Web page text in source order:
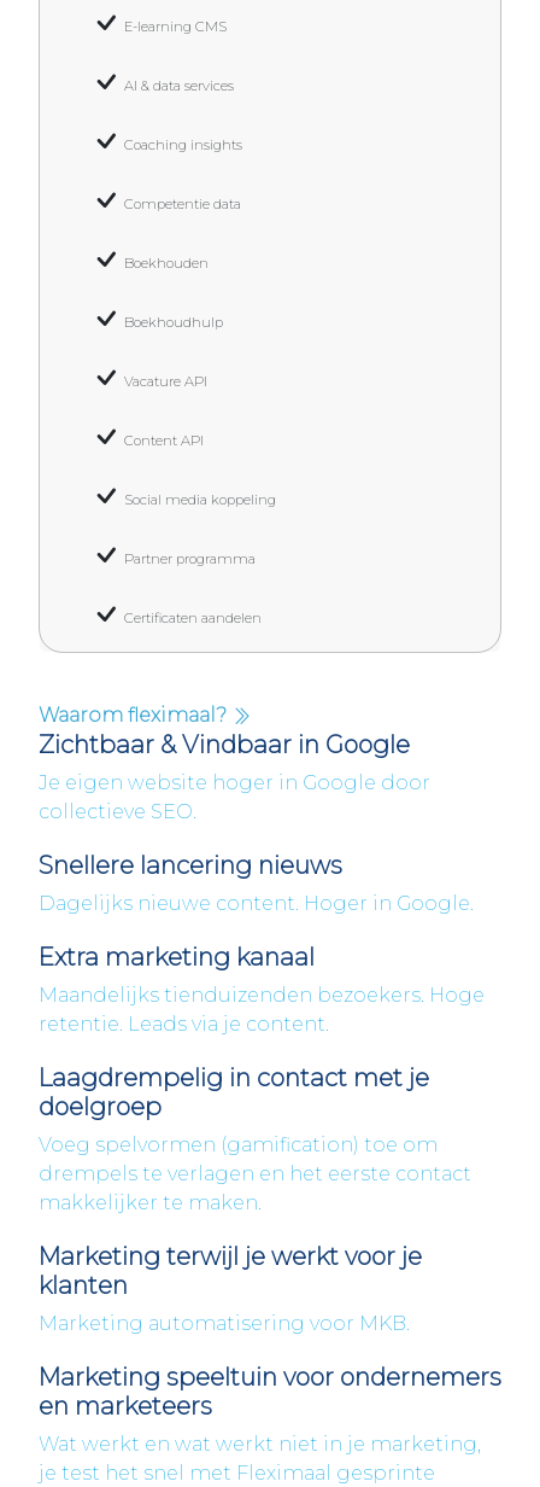
E-learning CMS
AI & data services
Coaching insights
Competentie data
Boekhouden
Boekhoudhulp
Vacature API
Content API
Social media koppeling
Partner programma
Certificaten aandelen
Waarom fleximaal?
Zichtbaar & Vindbaar in Google
Je eigen website hoger in Google door
collectieve SEO.
Snellere lancering nieuws
Dagelijks nieuwe content. Hoger in Google.
Extra marketing kanaal
Maandelijks tienduizenden bezoekers. Hoge
retentie. Leads via je content.
Laagdrempelig in contact met je
doelgroep
Voeg spelvormen (gamification) toe om
drempels te verlagen en het eerste contact
makkelijker te maken.
Marketing terwijl je werkt voor je
klanten
Marketing automatisering voor MKB.
Marketing speeltuin voor ondernemers
en marketeers
Wat werkt en wat werkt niet in je marketing,
je test het snel met Fleximaal gesprinte